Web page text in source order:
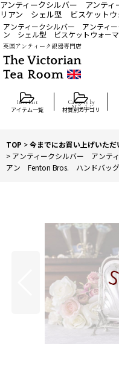
アンティークシルバー アンテ
リアン シェル型 ビスケットウ
アンティークシルバー アンティ
ン シェル型 ビスケットウォー
英国アンティーク銀器専門店
アイテム一覧 材質別カテゴリ
TOP >今までにお買い上げいただ
> アンティークシルバー アンテ
アン Fenton Bros. ハンドバッ